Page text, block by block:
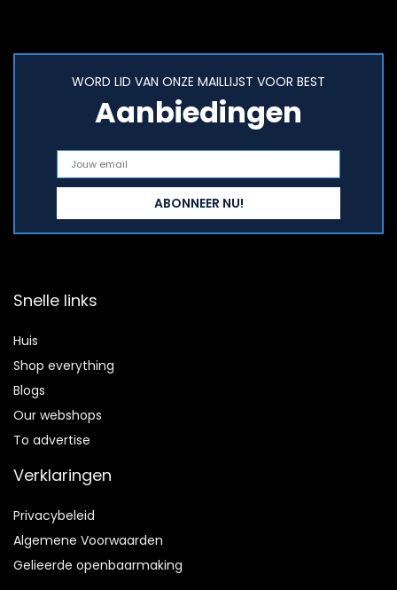
WORD LID VAN ONZE MAILLIJST VOOR BEST
Aanbiedingen
Snelle links
Huis
Shop everything
Blogs
Our webshops
To advertise
Verklaringen
Privacybeleid
Algemene Voorwaarden
Gelieerde openbaarmaking